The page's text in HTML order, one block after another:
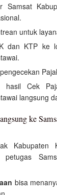
Samsat
untuk
dan KTP ke
hasil Cek
langsung
ke
Kabupaten
bisa